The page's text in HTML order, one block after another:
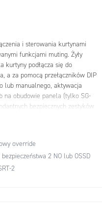
i sterowania kurtynami
funkcjami muting. Żyły
kurtyny podłącza się do
a za pomocą przełączników DIP
lub manualnego, aktywacja
na obudowie panela (tylko SG-
bezpiecznych zestyków
override
2 NO lub OSSD
2